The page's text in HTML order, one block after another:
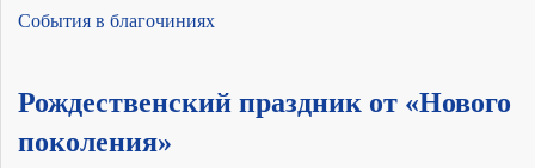
События в благочиниях
Рождественский праздник от «Нового
поколения»